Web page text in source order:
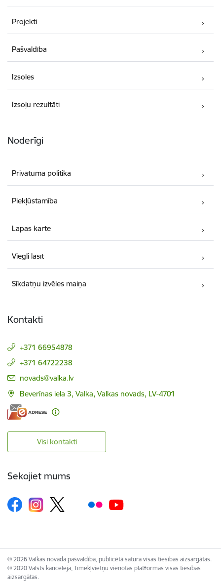
Projekti
Pašvaldība
Izsoles
Izsoļu rezultāti
Noderīgi
Privātuma politika
Piekļūstamība
Lapas karte
Viegli lasīt
Sīkdatņu izvēles maiņa
Kontakti
+371 66954878
+371 64722238
E-pasts:
novads@valka.lv
Beverīnas iela 3, Valka, Valkas novads, LV-4701
Visi kontakti
Sekojiet mums
© 2026 Valkas novada pašvaldība, publicētā satura visas tiesības aizsargātas.
© 2020 Valsts kanceleja, Tīmekļvietņu vienotās platformas visas tiesības
aizsargātas.